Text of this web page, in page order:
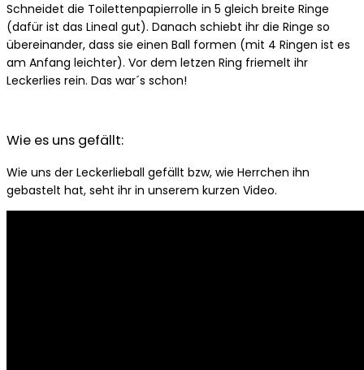
Schneidet die Toilettenpapierrolle in 5 gleich breite Ringe
(dafür ist das Lineal gut). Danach schiebt ihr die Ringe so
übereinander, dass sie einen Ball formen (mit 4 Ringen ist es
am Anfang leichter). Vor dem letzen Ring friemelt ihr
Leckerlies rein. Das war´s schon!
Wie es uns gefällt:
Wie uns der Leckerlieball gefällt bzw, wie Herrchen ihn
gebastelt hat, seht ihr in unserem kurzen Video.